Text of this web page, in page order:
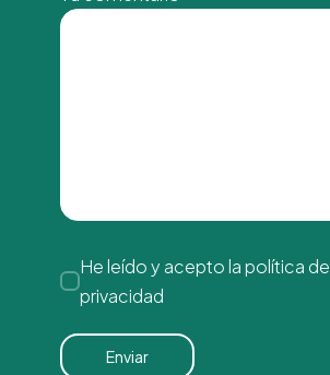
He leído y acepto lapolítica de
privacidad